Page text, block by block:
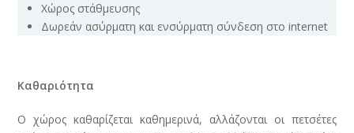
Χώρος στάθμευσης
Δωρεάν ασύρματη και ενσύρματη σύνδεση στο internet
Καθαριότητα
Ο χώρος καθαρίζεται καθημερινά, αλλάζονται οι πετσέτες